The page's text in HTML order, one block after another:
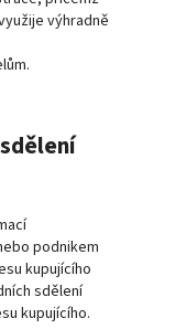
výhradně
podnikem
kupujícího
sdělení
kupujícího.